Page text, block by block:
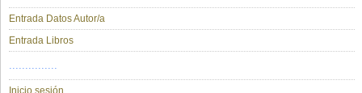
Entrada Datos Autor/a
Entrada Libros
...............